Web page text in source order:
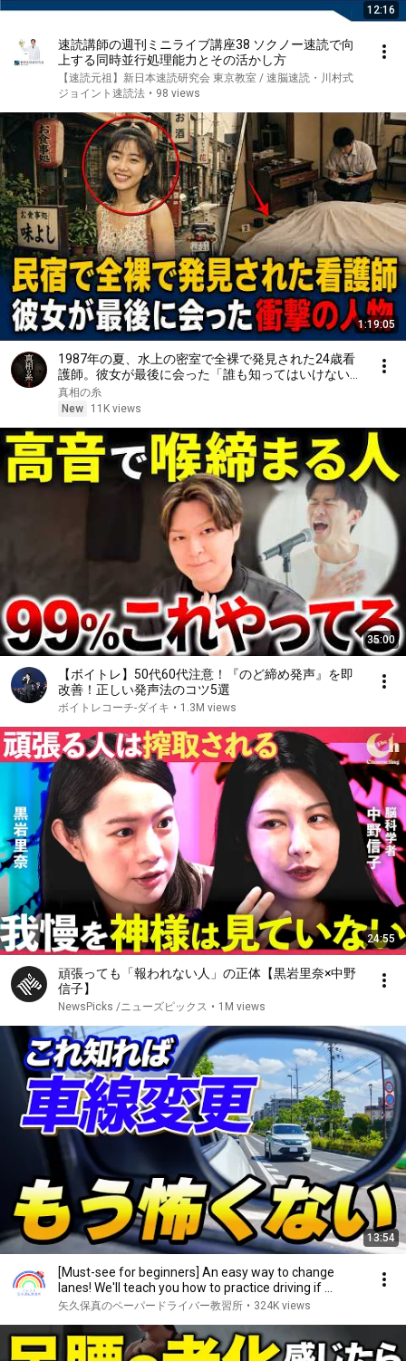
12:16
速読講師の週刊ミニライブ講座38 ソクノー速読で向
上する同時並行処理能力とその活かし方
【速読元祖】新日本速読研究会 東京教室 / 速脳速読・川村式
ジョイント速読法 • 98 views
1:19:05
1987年の夏、水上の密室で全裸で発見された24歳看
護師。彼女が最後に会った「誰も知ってはいけない」
衝撃の人物
真相の糸
New
11K views
35:00
【ボイトレ】50代60代注意！『のど締め発声』を即
改善！正しい発声法のコツ5選
ボイトレコーチ-ダイキ • 1.3M views
24:55
頑張っても「報われない人」の正体【黒岩里奈×中野
信子】
NewsPicks /ニューズピックス • 1M views
13:54
[Must-see for beginners] An easy way to change
lanes! We'll teach you how to practice driving if ...
矢久保真のペーパードライバー教習所 • 324K views